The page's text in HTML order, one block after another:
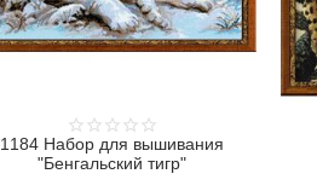
1184 Набор для вышивания
"Бенгальский тигр"